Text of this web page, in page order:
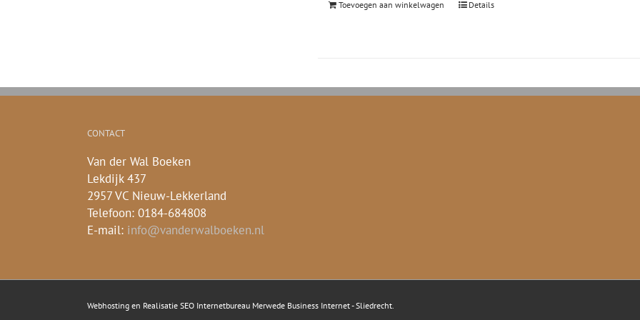
Toevoegen aan winkelwagen Details
CONTACT
Van der Wal Boeken
Lekdijk 437
2957 VC Nieuw-Lekkerland
Telefoon: 0184-684808
E-mail: info@vanderwalboeken.nl
Webhosting en Realisatie SEO Internetbureau Merwede Business Internet - Sliedrecht